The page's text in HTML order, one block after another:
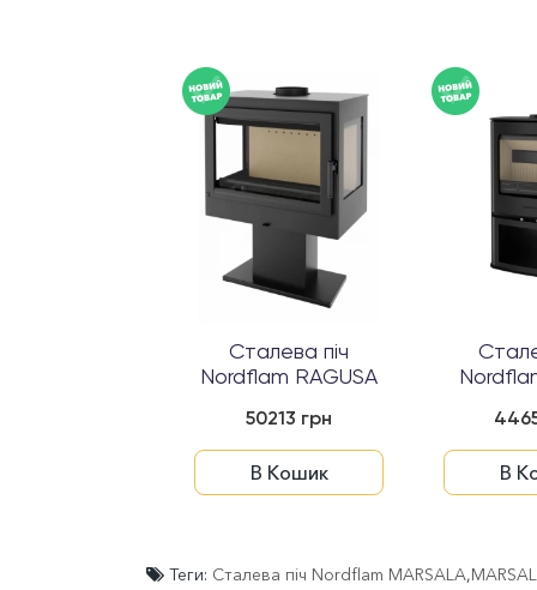
Сталева піч
Nordflam RAGUSA
50213 грн
В Кошик В
Теги: Сталева піч Nordflam MARSALA,